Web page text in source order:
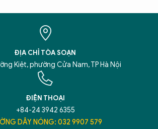
ĐỊA CHỈ TÒA SOẠN
Kiệt, phường Cửa Nam, TP Hà Nội
ĐIỆN THOẠI
+84-24 3942 6355
DÂY NÓNG: 032 9907 579